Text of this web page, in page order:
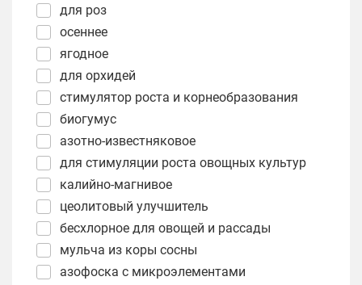
для роз
осеннее
ягодное
для орхидей
стимулятор роста и корнеобразования
биогумус
азотно-известняковое
для стимуляции роста овощных культур
калийно-магнивое
цеолитовый улучшитель
бесхлорное для овощей и рассады
мульча из коры сосны
азофоска с микроэлементами